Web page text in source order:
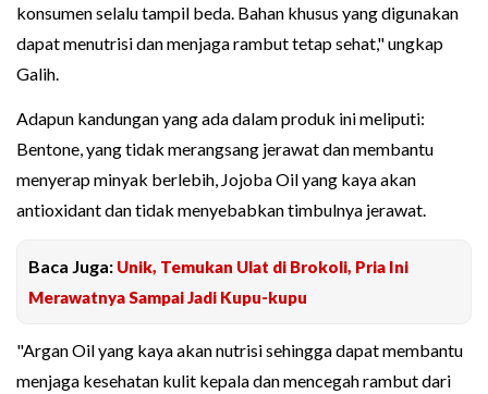
konsumen selalu tampil beda. Bahan khusus yang digunakan
dapat menutrisi dan menjaga rambut tetap sehat," ungkap
Galih.
Adapun kandungan yang ada dalam produk ini meliputi:
Bentone, yang tidak merangsang jerawat dan membantu
menyerap minyak berlebih, Jojoba Oil yang kaya akan
antioxidant dan tidak menyebabkan timbulnya jerawat.
Baca Juga: Unik, Temukan Ulat di Brokoli, Pria Ini
Merawatnya Sampai Jadi Kupu-kupu
"Argan Oil yang kaya akan nutrisi sehingga dapat membantu
menjaga kesehatan kulit kepala dan mencegah rambut dari